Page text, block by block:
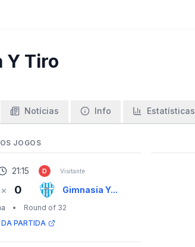
Y Tiro
Notícias Info Estatísticas
JOGOS
21:15 D Visitante
× 0 Gimnasia Y...
•
Round of 32
PARTIDA